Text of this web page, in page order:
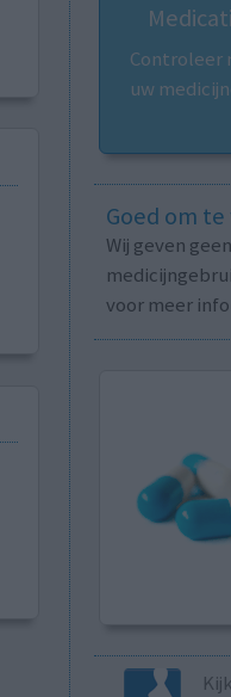
Controleer
uw
Goed om
Wij geven
voor meer